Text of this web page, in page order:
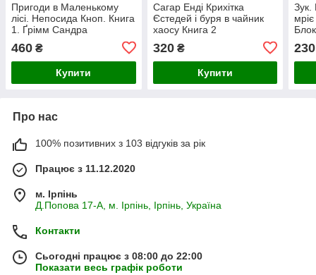
Пригоди в Маленькому
лісі. Непосида Кноп. Книга
1. Ґрімм Сандра
460 ₴
Купити
Сагар Енді Крихітка
Єстедей і буря в чайник
хаосу Книга 2
320₴
Купити
Зук.
230
Про нас
100% позитивних з 103 відгуків за рік
Працює з 11.12.2020
м. Ірпінь
Д.Попова 17-А, м. Ірпінь, Ірпінь, Україна
Контакти
Сьогодні працює з 08:00 до 22:00
Показати весь графік роботи